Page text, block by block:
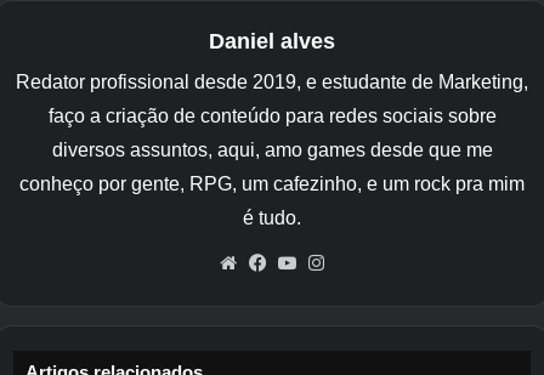
Crédito da imagem: Jogos Eurogamer/Envar
Quando estiver pronto, coloque o seu canteiro
ou canteiros dentro dos limites estabelecidos
que deseja plantar e use o comando de
Daniel alves
Redator profissional desde 2019, e estudante de Marketing,
faço a criação de conteúdo para redes sociais sobre
diversos assuntos, aqui, amo games desde que me
conheço por gente, RPG, um cafezinho, e um rock pra mim
é tudo.
WebsiteFacebook
YouTube